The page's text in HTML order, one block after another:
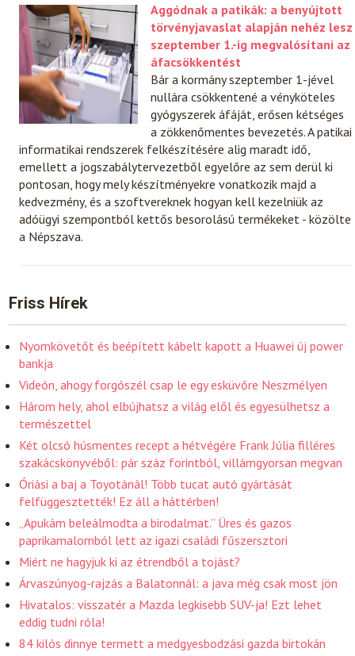
Aggódnak a patikák: a benyújtott
törvényjavaslat alapján nehéz lesz
szeptember 1.-ig megvalósítani az
áfacsökkentést
Bár a kormány szeptember 1-jével
nullára csökkentené a vényköteles
gyógyszerek áfáját, erősen kétséges
a zökkenőmentes bevezetés. A patikai
informatikai rendszerek felkészítésére alig maradt idő,
emellett a jogszabálytervezetből egyelőre az sem derül ki
pontosan, hogy mely készítményekre vonatkozik majd a
kedvezmény, és a szoftvereknek hogyan kell kezelniük az
adóügyi szempontból kettős besorolású termékeket - közölte
a Népszava.
Friss Hírek
Nyomkövetőt és beépített kábelt kapott a Huawei új power
bankja
Videón, ahogy forgószél csap le egy esküvőre Neszmélyen
Három hely, ahol elbújhatsz a világ elől és egyesülhetsz a
természettel
Két olcsó húsmentes recept a hétvégére Frank Júlia filléres
szakácskönyvéből: pár száz forintból, villámgyorsan megvan
Óriási a baj a Toyotánál! Több tucat autó gyártását
felfüggesztették! Ez áll a háttérben!
„Apukám beleálmodta a birodalmat.” Üres és gazos
paprikamalomból lett az igazi családi fűszersztori
Miért ne hagyjuk ki az étrendből a tojást?
Árvaszúnyog-rajzás a Balatonnál: a java még csak most jön
Hivatalos: visszatér a Mazda legkisebb SUV-ja! Ezt lehet
eddig tudni róla!
84 kilós dinnye termett a medgyesbodzási gazda birtokán